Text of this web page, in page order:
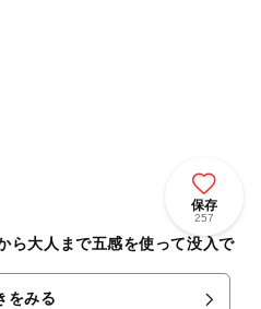
保存
257
ら大人まで五感を使って没入で
をみる